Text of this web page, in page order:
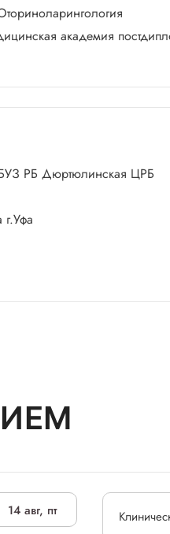
академия
РБ Дюртюлинская ЦРБ
14 авг, пт